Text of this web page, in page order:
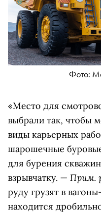
Фото:
«Место для
выбрали так, чтобы
виды карьерных
шарошечные
для бурения
взрывчатку. — Прим.
руду грузят в
находится